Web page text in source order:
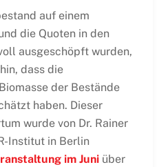
auf einem
die Quoten in den
ausgeschöpft wurden,
dass die
der Bestände
haben. Dieser
wurde von Dr. Rainer
Institut in Berlin
im Juniüber